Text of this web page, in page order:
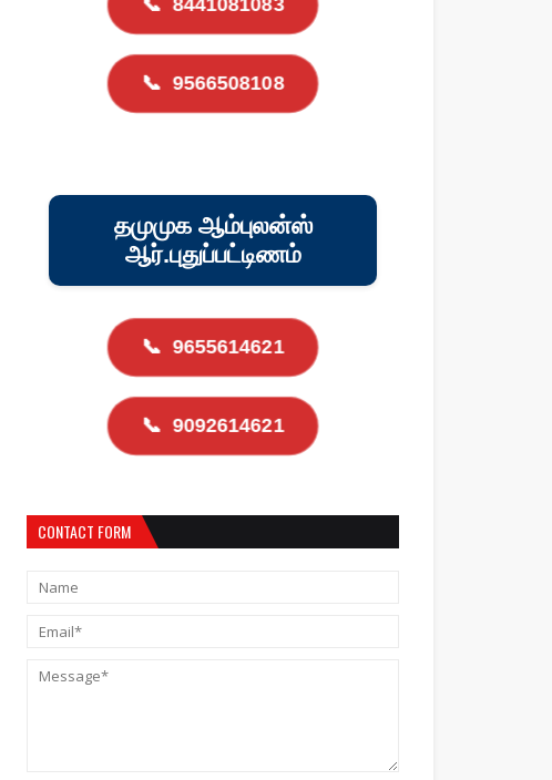
📞 9566508108
தமுமுக ஆம்புலன்ஸ்
ஆர்.புதுப்பட்டிணம்
📞 9655614621
📞 9092614621
CONTACT FORM